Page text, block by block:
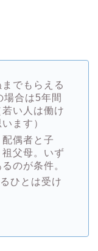
までもらえる
場合は5年間
い人は働け
ます）
偶者と子
父母。いず
のが条件。
ひとは受け